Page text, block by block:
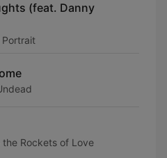
(feat. Danny
Portrait
the Rockets of Love